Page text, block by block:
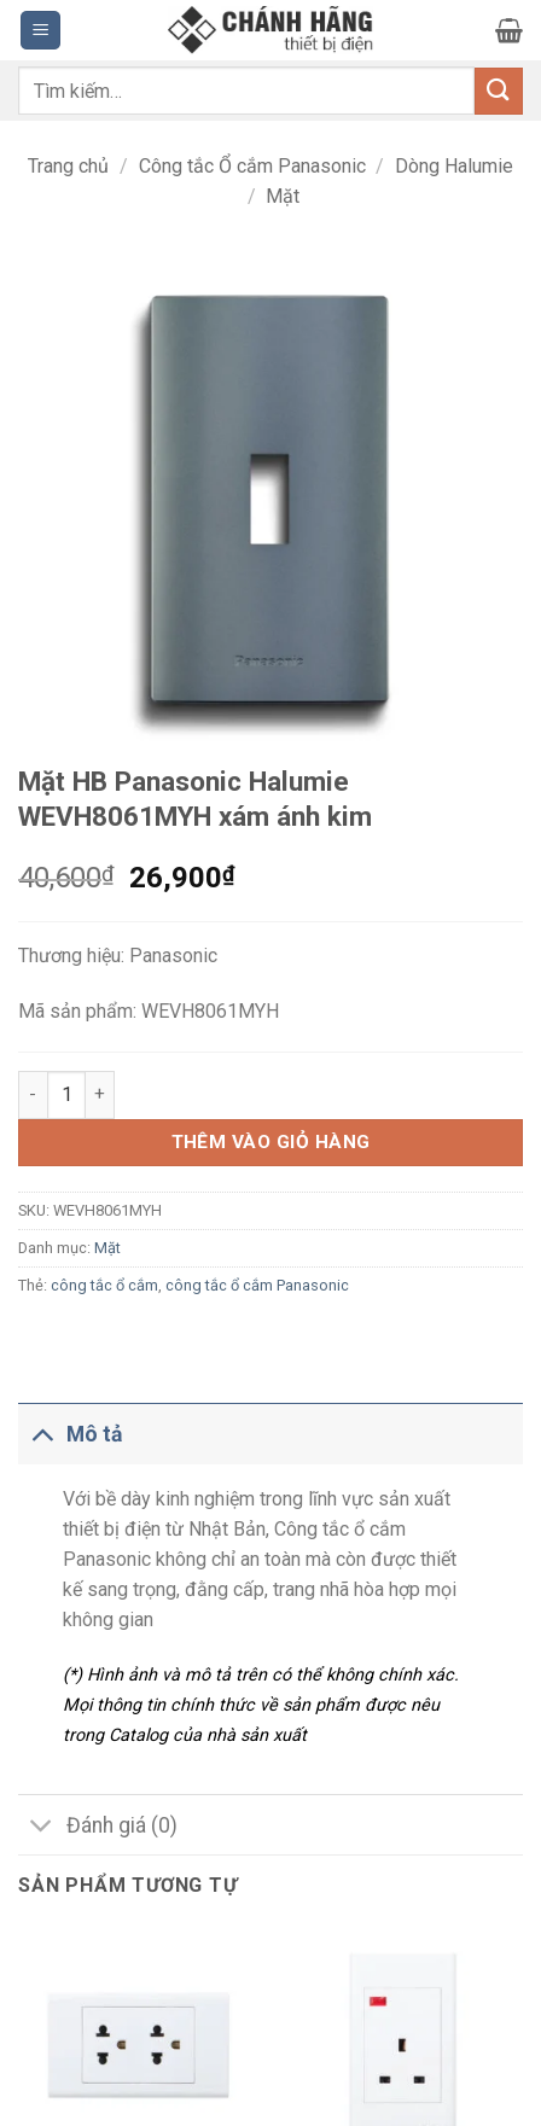
Bỏ
qua
nội
dung
Tìm
Trang chủ / Công tắc Ổ cắm Panasonic / Dòng Halumie
/ Mặt
Mặt HB Panasonic Halumie
WEVH8061MYH xám ánh kim
40,600₫
Giá
40,600₫.
26,900₫Giá
Thương hiệu: Panasonic
Mã sản phẩm: WEVH8061MYH
Mặt HB Panasonic Halumie WEVH8061MYH xám ánh kim số
THÊM VÀO GIỎ HÀNG
SKU: WEVH8061MYH
Danh mục: Mặt
Thẻ: công tắc ổ cắm công tắc ổ cắm Panasonic
Mô tả
Với bề dày kinh nghiệm trong lĩnh vực sản xuất
thiết bị điện từ Nhật Bản, Công tắc ổ cắm
Panasonic không chỉ an toàn mà còn được thiết
kế sang trọng, đằng cấp, trang nhã hòa hợp mọi
không gian
(*) Hình ảnh và mô tả trên có thể không chính xác.
Mọi thông tin chính thức về sản phẩm được nêu
trong Catalog của nhà sản xuất
Đánh giá (0)
SẢN PHẨM TƯƠNG TỰ